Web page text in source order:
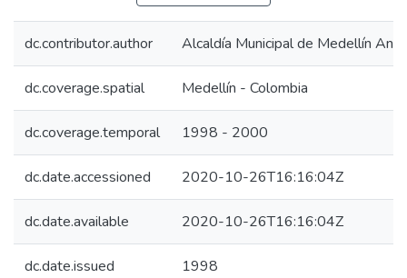
dc.contributor.author Alcaldía Municipal de Medellín
dc.coverage.spatial Medellín - Colombia
dc.coverage.temporal 1998 - 2000
dc.date.accessioned 2020-10-26T16:16:04Z
dc.date.available 2020-10-26T16:16:04Z
dc.date.issued 1998